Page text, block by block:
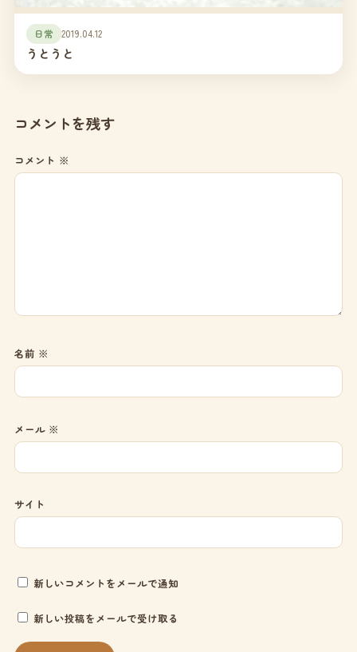
日常 2019.04.12
うとうと
コメントを残す
コメント ※
名前 ※
メール ※
サイト
新しいコメントをメールで通知
新しい投稿をメールで受け取る